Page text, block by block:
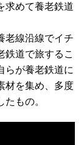
求めて養老鉄道
老線沿線でイチ
鉄道で旅するこ
らが養老鉄道に
材を集め、多度
もの。